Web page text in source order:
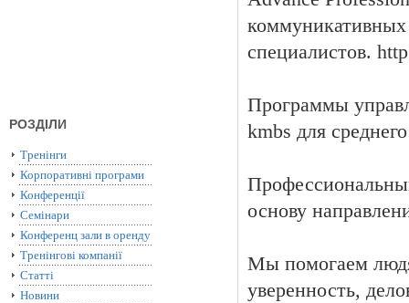
РОЗДІЛИ
Тренінги
Корпоративні програми
Конференції
Семінари
Конференц зали в оренду
Тренінгові компанії
Статті
Новини
специалистов.
Программы
kmbs для
основу
Мы помогаем
уверенность,